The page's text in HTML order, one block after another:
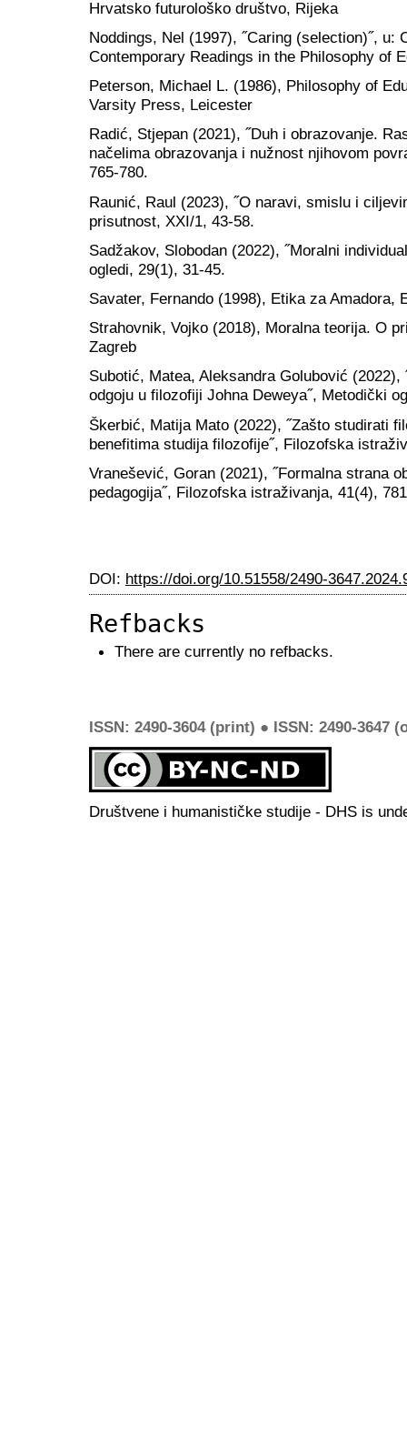
Hrvatsko futurološko društvo, Rijeka
Noddings, Nel (1997), ˝Caring (selection)˝,
Contemporary Readings in the Philosophy of
Peterson, Michael L. (1986), Philosophy of
Varsity Press, Leicester
Radić, Stjepan (2021), ˝Duh i obrazovanje.
načelima obrazovanja i nužnost njihovom
765-780.
Raunić, Raul (2023), ˝O naravi, smislu i
prisutnost, XXI/1, 43-58.
Sadžakov, Slobodan (2022), ˝Moralni
ogledi, 29(1), 31-45.
Savater, Fernando (1998), Etika za Amadora,
Strahovnik, Vojko (2018), Moralna teorija. O
Zagreb
Subotić, Matea, Aleksandra Golubović
odgoju u filozofiji Johna Deweya˝, Metodički
Škerbić, Matija Mato (2022), ˝Zašto studirati
benefitima studija filozofije˝, Filozofska
Vranešević, Goran (2021), ˝Formalna strana
pedagogija˝, Filozofska istraživanja, 41(4),
DOI: https://doi.org/10.51558/2490-
Refbacks
There are currently no refbacks.
ISSN: 2490-3604 (print) ● ISSN: 2490-3647
Društvene i humanističke studije - DHS is